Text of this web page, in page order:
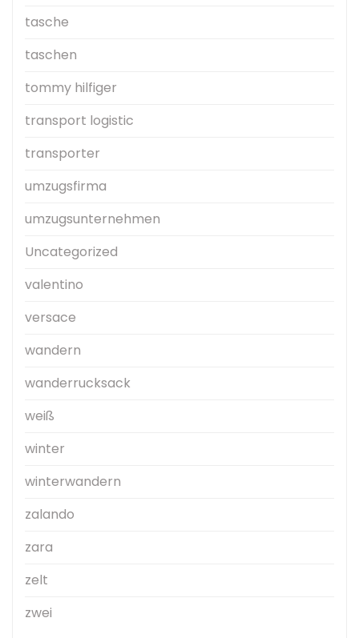
tasche
taschen
tommy hilfiger
transport logistic
transporter
umzugsfirma
umzugsunternehmen
Uncategorized
valentino
versace
wandern
wanderrucksack
weiß
winter
winterwandern
zalando
zara
zelt
zwei